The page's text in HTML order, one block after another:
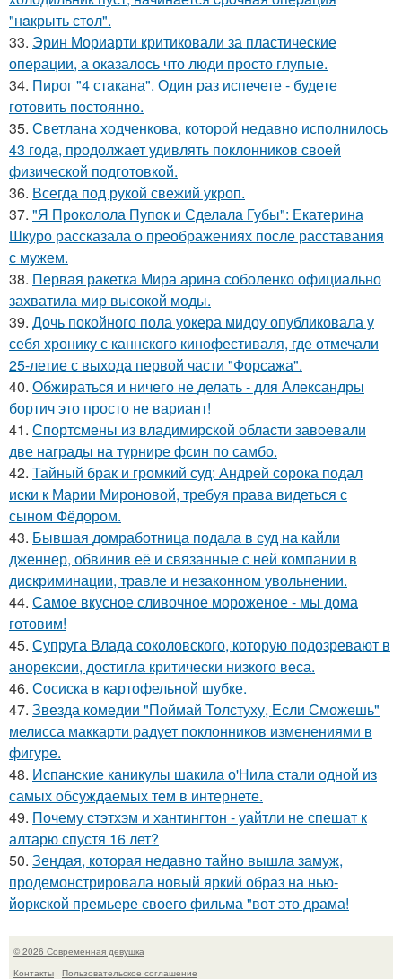
"нaкрыть стoл".
33. Эрин Мориарти критиковали за пластические
операции, а оказалось что люди просто глупые.
34. Пирог "4 стaкана". Один раз испечете - будете
готовить постоянно.
35. Светлана ходченкова, которой недавно исполнилось
43 года, продолжает удивлять поклонников своей
физической подготовкой.
36. Всегда под рукой свежий укроп.
37. "Я Проколола Пупок и Сделала Губы": Екатерина
Шкуро рассказала о преображениях после расставания
с мужем.
38. Первая ракетка Мира арина соболенко официально
захватила мир высокой моды.
39. Дочь покойного пола уокера мидоу опубликовала у
себя хронику с каннского кинофестиваля, где отмечали
25-летие с выхода первой части "Форсажа".
40. Обжираться и ничего не делать - для Александры
бортич это просто не вариант!
41. Спортсмены из владимирской области завоевали
две награды на турнире фсин по самбо.
42. Тайный брак и громкий суд: Андрей сорока подал
иски к Марии Мироновой, требуя права видеться с
сыном Фёдором.
43. Бывшая домработница подала в суд на кайли
дженнер, обвинив её и связанные с ней компании в
дискриминации, травле и незаконном увольнении.
44. Самое вкусное сливочное мороженое - мы дома
готовим!
45. Супруга Влада соколовского, которую подозревают в
анорексии, достигла критически низкого веса.
46. Сосиска в картофельной шубке.
47. Звезда комедии "Поймай Толстуху, Если Сможешь"
мелисса маккарти радует поклонников изменениями в
фигуре.
48. Испанские каникулы шакила о'Нила стали одной из
самых обсуждаемых тем в интернете.
49. Почему стэтхэм и хантингтон - уайтли не спешат к
алтарю спустя 16 лет?
50. Зендая, которая недавно тайно вышла замуж,
продемонстрировала новый яркий образ на нью-
йоркской премьере своего фильма "вот это драма!
© 2026 Современная девушка
Контакты
Пользовательское соглашение